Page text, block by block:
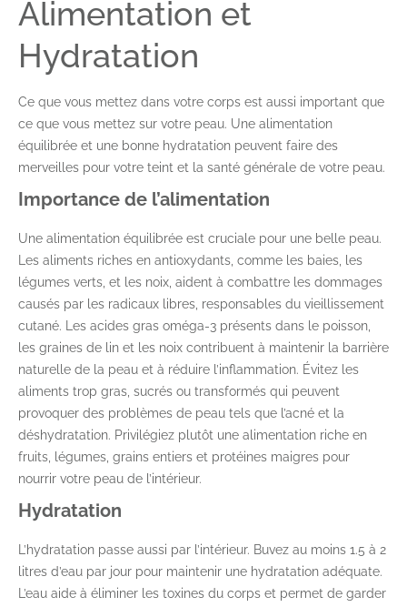
Alimentation et
Hydratation
Ce que vous mettez dans votre corps est aussi important que
ce que vous mettez sur votre peau. Une alimentation
équilibrée et une bonne hydratation peuvent faire des
merveilles pour votre teint et la santé générale de votre peau.
Importance de l’alimentation
Une alimentation équilibrée est cruciale pour une belle peau.
Les aliments riches en antioxydants, comme les baies, les
légumes verts, et les noix, aident à combattre les dommages
causés par les radicaux libres, responsables du vieillissement
cutané. Les acides gras oméga-3 présents dans le poisson,
les graines de lin et les noix contribuent à maintenir la barrière
naturelle de la peau et à réduire l’inflammation. Évitez les
aliments trop gras, sucrés ou transformés qui peuvent
provoquer des problèmes de peau tels que l’acné et la
déshydratation. Privilégiez plutôt une alimentation riche en
fruits, légumes, grains entiers et protéines maigres pour
nourrir votre peau de l’intérieur.
Hydratation
L’hydratation passe aussi par l’intérieur. Buvez au moins 1.5 à 2
litres d’eau par jour pour maintenir une hydratation adéquate.
L’eau aide à éliminer les toxines du corps et permet de garder